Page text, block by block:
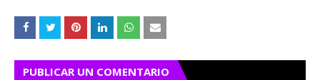
PUBLICAR UN COMENTARIO